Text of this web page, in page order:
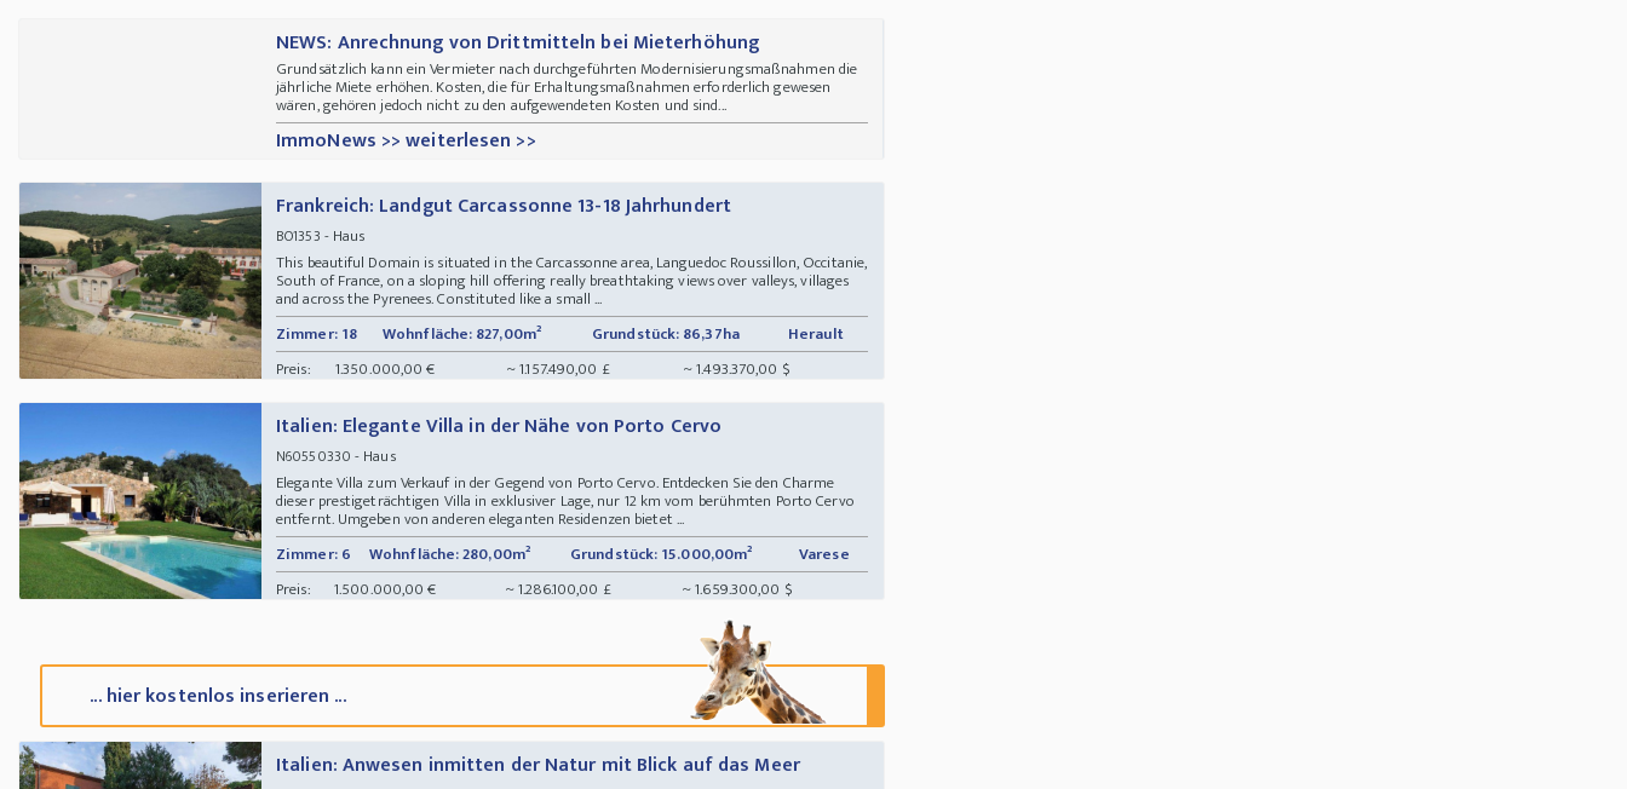
NEWS: Anrechnung von Drittmitteln bei Mieterhöhung
Grundsätzlich kann ein Vermieter nach durchgeführten Modernisierungs­maßnahmen die
jährliche Miete erhöhen. Kosten, die für Erhaltungsmaßnahmen erforderlich gewesen
wären, gehören jedoch nicht zu den aufgewendeten Kosten und sind...
ImmoNews >> weiterlesen >>
Frankreich: Landgut Carcassonne 13-18 Jahrhundert
BO1353 - Haus
This beautiful Domain is situated in the Carcassonne area, Languedoc Roussillon, Occitanie,
South of France, on a sloping hill offering really breathtaking views over valleys, villages
and across the Pyrenees. Constituted like a small ...
Zimmer: 18
Wohnfläche: 827,00m² Grundstück: 86,37ha
Herault
Preis:
1.350.000,00 € ~ 1.157.490,00 £ ~ 1.493.370,00 $
Italien: Elegante Villa in der Nähe von Porto Cervo
N60550330 - Haus
Elegante Villa zum Verkauf in der Gegend von Porto Cervo. Entdecken Sie den Charme
dieser prestigeträchtigen Villa in exklusiver Lage, nur 12 km vom berühmten Porto Cervo
entfernt. Umgeben von anderen eleganten Residenzen bietet ...
Zimmer: 6
Wohnfläche: 280,00m² Grundstück: 15.000,00m²
Varese
Preis:
1.500.000,00 € ~ 1.286.100,00 £ ~ 1.659.300,00 $
... hier kostenlos inserieren ...
Italien: Anwesen inmitten der Natur mit Blick auf das Meer